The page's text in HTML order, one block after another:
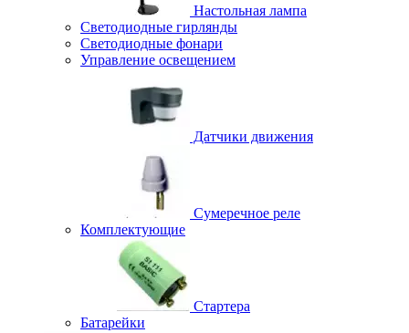
Настольная лампа
Светодиодные гирлянды
Светодиодные фонари
Управление освещением
Датчики движения
Сумеречное реле
Комплектующие
Стартера
Батарейки